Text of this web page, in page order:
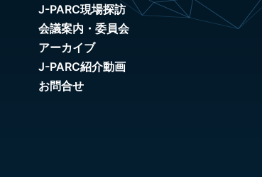
J-PARC現場探訪
会議案内・委員会
アーカイブ
J-PARC紹介動画
お問合せ